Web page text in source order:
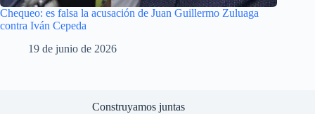
Chequeo: es falsa la acusación de Juan Guillermo Zuluaga
contra Iván Cepeda
19 de junio de 2026
Construyamos juntas